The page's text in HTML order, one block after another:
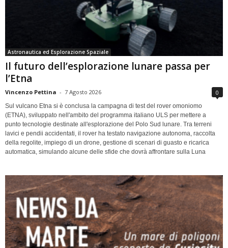
Astronautica ed Esplorazione Spaziale
Il futuro dell’esplorazione lunare passa per
l’Etna
Vincenzo Pettina - 7 Agosto 2026 0
Sul vulcano Etna si è conclusa la campagna di test del rover omoniomo
(ETNA), sviluppato nell'ambito del programma italiano ULS per mettere a
punto tecnologie destinate all'esplorazione del Polo Sud lunare. Tra terreni
lavici e pendii accidentati, il rover ha testato navigazione autonoma, raccolta
della regolite, impiego di un drone, gestione di scenari di guasto e ricarica
automatica, simulando alcune delle sfide che dovrà affrontare sulla Luna